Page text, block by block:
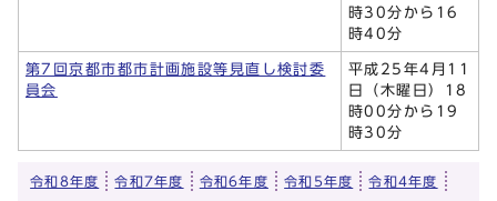
時30分から16
時40分
第7回京都市都市計画施設等見直し検討委
員会
平成25年4月11
日（木曜日）18
時00分から19
時30分
令和8年度 令和7年度 令和6年度 令和5年度 令和4年度